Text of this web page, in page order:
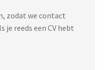
zodat we contact
je reeds een CV hebt